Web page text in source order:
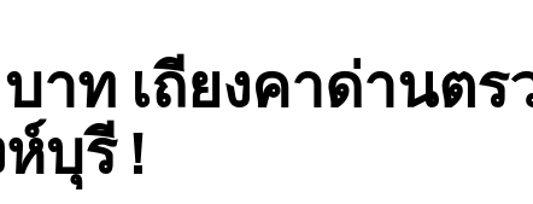
บาท เถียงคาด่านต
บุรี !